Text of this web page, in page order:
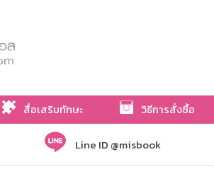
สื่อเสริมทักษะ วิธีการสั่งซื้อ
Line ID @misbook